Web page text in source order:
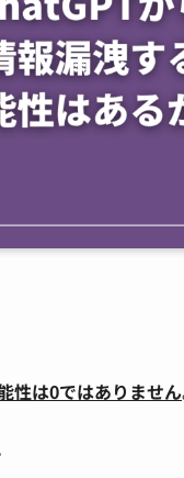
性は0ではありません